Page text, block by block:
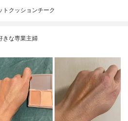
トクッションチーク
きな専業主婦